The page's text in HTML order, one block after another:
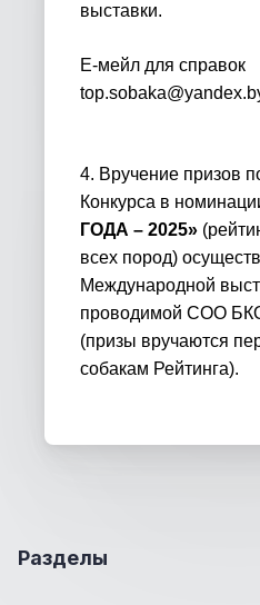
выставки.
Е-мейл для справок
4. Вручение призов
Конкурса в
ГОДА – 2025»
всех пород)
Международной
проводимой СОО
(призы вручаются
собакам Рейтинга).
Разделы